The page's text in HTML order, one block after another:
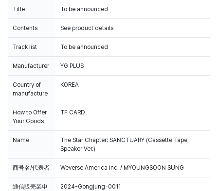
Title To be announced
Contents See product details
Track list To be announced
Manufacturer YG PLUS
Country of
manufacture
KOREA
How to Offer
Your Goods
TF CARD
Name
The Star Chapter: SANCTUARY (Cassette Tape
Speaker Ver.)
商号名/代表者 Weverse America Inc. / MYOUNGSOON SUNG
通信販売業申
2024-Gongjung-0011